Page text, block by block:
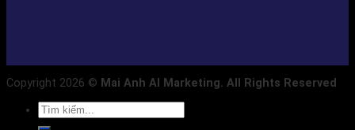
Copyright 2026 © Mai Anh AI Marketing. All Rights Reserved